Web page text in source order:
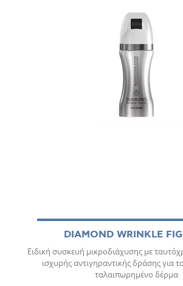
DIAMOND WRINKLE
Ειδική συσκευή μικροδιάχυσης με
ισχυρής αντιγηραντικής δράσης για
ταλαιπωρημένο δέρμα